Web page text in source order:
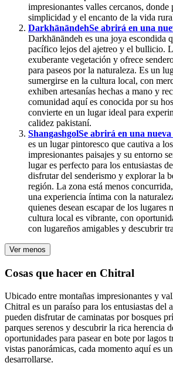
impresionantes valles cercanos,
simplicidad y el encanto de la vida
DarkhānāndehSe abrirá en una
Darkhānāndeh es una joya escondida
pacífico lejos del ajetreo y el bullicio.
exuberante vegetación y ofrece
para paseos por la naturaleza. Es un
sumergirse en la cultura local, con
exhiben artesanías hechas a mano y
comunidad aquí es conocida por su
convierte en un lugar ideal para
calidez pakistaní.
ShangashgolSe abrirá en una
es un lugar pintoresco que cautiva a
impresionantes paisajes y su entorno
lugar es perfecto para los entusiastas
disfrutar del senderismo y explorar la
región. La zona está menos
una experiencia íntima con la
quienes desean escapar de los lugares
cultura local es vibrante, con
con lugareños amigables y descubrir
Ver menos
Cosas que hacer en Chitral
Ubicado entre montañas impresionantes y
Chitral es un paraíso para los entusiastas del
pueden disfrutar de caminatas por bosques
parques serenos y descubrir la rica herencia
oportunidades para pasear en bote por lagos
vistas panorámicas, cada momento aquí es
desarrollarse.